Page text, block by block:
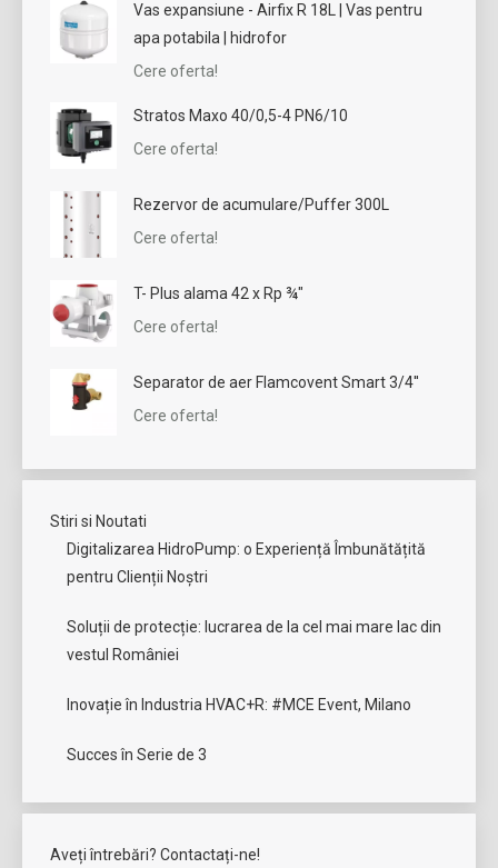
Vas expansiune - Airfix R 18L | Vas pentru
apa potabila | hidrofor
Cere oferta!
Stratos Maxo 40/0,5-4 PN6/10
Cere oferta!
Rezervor de acumulare/Puffer 300L
Cere oferta!
T- Plus alama 42 x Rp ¾"
Cere oferta!
Separator de aer Flamcovent Smart 3/4''
Cere oferta!
Stiri si Noutati
Digitalizarea HidroPump: o Experiență Îmbunătățită
pentru Clienții Noștri
Soluții de protecție: lucrarea de la cel mai mare lac din
vestul României
Inovație în Industria HVAC+R: #MCE Event, Milano
Succes în Serie de 3
Aveți întrebări? Contactați-ne!